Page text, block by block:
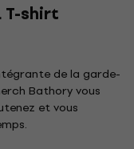
T-shirt
de la garde-
Bathory vous
et vous